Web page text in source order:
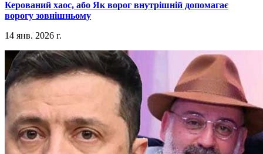
​Керований хаос, або Як ворог внутрішній допомагає
ворогу зовнішньому
14 янв. 2026 г.